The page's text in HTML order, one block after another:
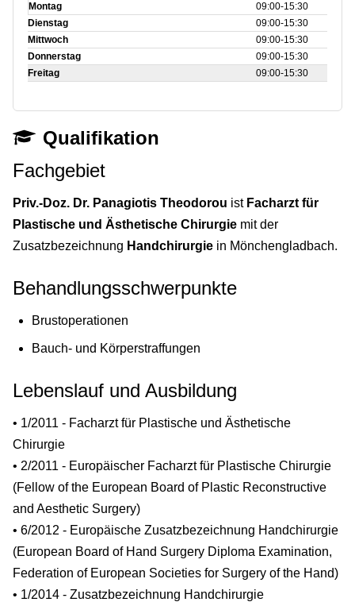
Montag
09:00‑15:30
Dienstag
09:00‑15:30
Mittwoch
09:00‑15:30
Donnerstag
09:00‑15:30
Freitag
09:00‑15:30
Qualifikation
Fachgebiet
Priv.-Doz. Dr. Panagiotis Theodorou ist Facharzt für
Plastische und Ästhetische Chirurgie mit der
Zusatzbezeichnung Handchirurgie in Mönchengladbach.
Behandlungsschwerpunkte
Brustoperationen
Bauch- und Körperstraffungen
Lebenslauf und Ausbildung
• 1/2011 - Facharzt für Plastische und Ästhetische
Chirurgie
• 2/2011 - Europäischer Facharzt für Plastische Chirurgie
(Fellow of the European Board of Plastic Reconstructive
and Aesthetic Surgery)
• 6/2012 - Europäische Zusatzbezeichnung Handchirurgie
(European Board of Hand Surgery Diploma Examination,
Federation of European Societies for Surgery of the Hand)
• 1/2014 - Zusatzbezeichnung Handchirurgie